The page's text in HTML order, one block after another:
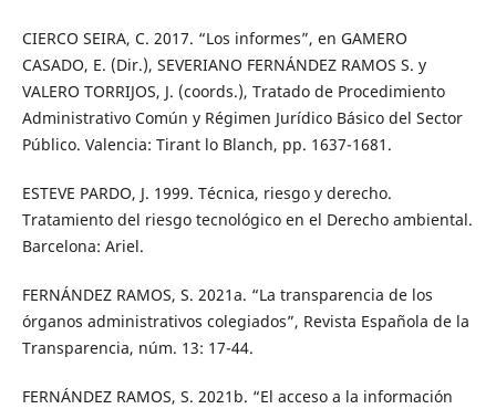
CIERCO SEIRA, C. 2017. “Los informes”, en GAMERO
CASADO, E. (Dir.), SEVERIANO FERNÁNDEZ RAMOS S. y
VALERO TORRIJOS, J. (coords.), Tratado de Procedimiento
Administrativo Común y Régimen Jurídico Básico del Sector
Público. Valencia: Tirant lo Blanch, pp. 1637-1681.
ESTEVE PARDO, J. 1999. Técnica, riesgo y derecho.
Tratamiento del riesgo tecnológico en el Derecho ambiental.
Barcelona: Ariel.
FERNÁNDEZ RAMOS, S. 2021a. “La transparencia de los
órganos administrativos colegiados”, Revista Española de la
Transparencia, núm. 13: 17-44.
FERNÁNDEZ RAMOS, S. 2021b. “El acceso a la información